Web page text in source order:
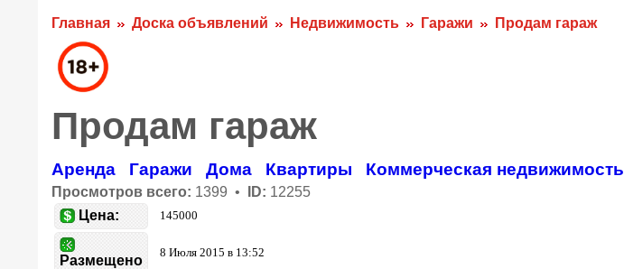
Главная Доска объявлений Недвижимость Гаражи Продам гараж
Продам гараж
Аренда Гаражи Дома Квартиры Коммерческая недвижимость
Просмотров всего: 1399 • ID: 12255
Цена:
145000
Размещено
8 Июля 2015 в 13:52